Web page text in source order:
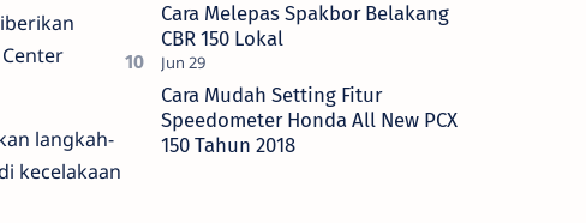
langkah-
kecelakaan
Cara Melepas Spakbor Belakang
CBR 150 Lokal
Cara Mudah Setting Fitur
Speedometer Honda All New PCX
150 Tahun 2018